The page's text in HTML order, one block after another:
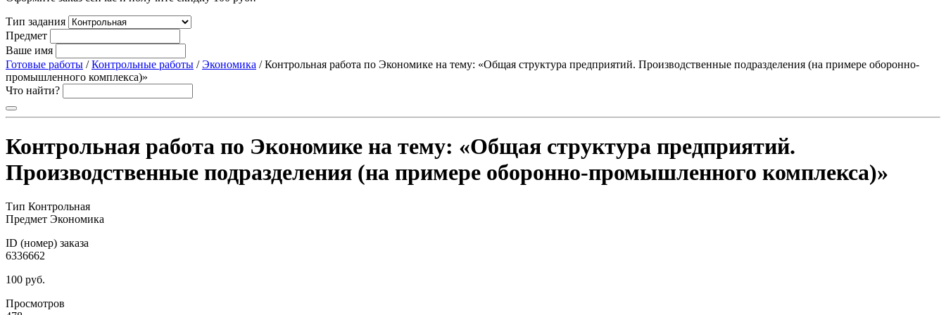
Тип задания
Предмет
Ваше имя
Готовые работы /Контрольные работы /Экономика / Контрольная работа по Экономике на тему: «Общая структура предприятий. Производственные подразделения (на примере оборонно-
промышленного комплекса)»
Что найти?
Контрольная работа по Экономике на тему: «Общая структура предприятий.
Производственные подразделения (на примере оборонно-промышленного комплекса)»
Тип Контрольная
Предмет Экономика
ID (номер) заказа
6336662
100 руб.
Просмотров